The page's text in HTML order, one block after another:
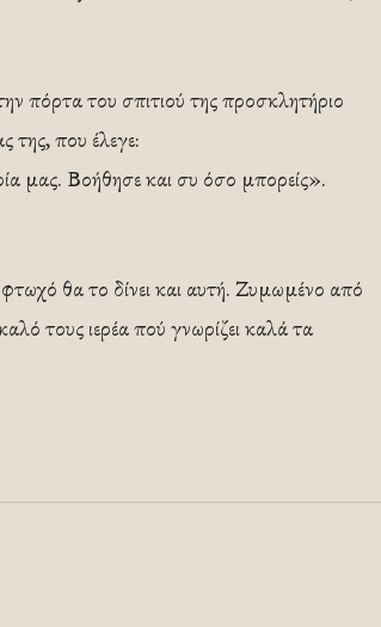
πόρτα του σπιτιού της προσκλητήριο
της, που έλεγε:
μας. Βοήθησε και συ όσο μπορείς».
θα το δίνει και αυτή. Ζυμωμένο από
τους ιερέα πού γνωρίζει καλά τα